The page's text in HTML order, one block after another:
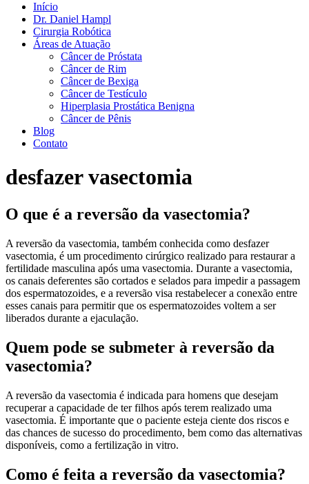
Início
Dr. Daniel Hampl
Cirurgia Robótica
Áreas de Atuação
Câncer de Próstata
Câncer de Rim
Câncer de Bexiga
Câncer de Testículo
Hiperplasia Prostática Benigna
Câncer de Pênis
Blog
Contato
desfazer vasectomia
O que é a reversão da vasectomia?
A reversão da vasectomia, também conhecida como desfazer
vasectomia, é um procedimento cirúrgico realizado para restaurar a
fertilidade masculina após uma vasectomia. Durante a vasectomia,
os canais deferentes são cortados e selados para impedir a passagem
dos espermatozoides, e a reversão visa restabelecer a conexão entre
esses canais para permitir que os espermatozoides voltem a ser
liberados durante a ejaculação.
Quem pode se submeter à reversão da
vasectomia?
A reversão da vasectomia é indicada para homens que desejam
recuperar a capacidade de ter filhos após terem realizado uma
vasectomia. É importante que o paciente esteja ciente dos riscos e
das chances de sucesso do procedimento, bem como das alternativas
disponíveis, como a fertilização in vitro.
Como é feita a reversão da vasectomia?